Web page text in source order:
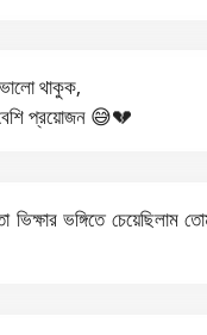
থাকুক,
প্রয়োজন 😅💔
ভিক্ষার ভঙ্গিতে